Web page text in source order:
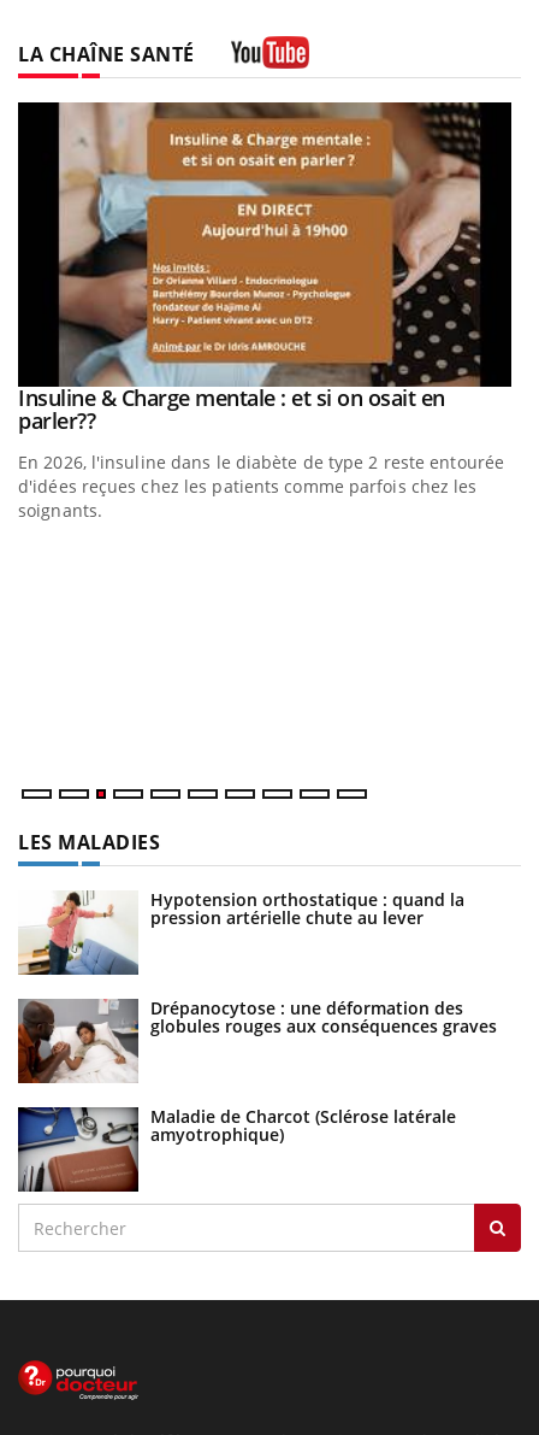
LA CHAÎNE SANTÉ
Youtube
Insuline & Charge mentale : et si on osait en
parler??Youtube
En 2026, l'insuline dans le diabète de type 2 reste entourée
d'idées reçues chez les patients comme parfois chez les
soignants.
LES MALADIES
Hypotension orthostatique : quand la
pression artérielle chute au lever
Drépanocytose : une déformation des
globules rouges aux conséquences graves
Maladie de Charcot (Sclérose latérale
amyotrophique)